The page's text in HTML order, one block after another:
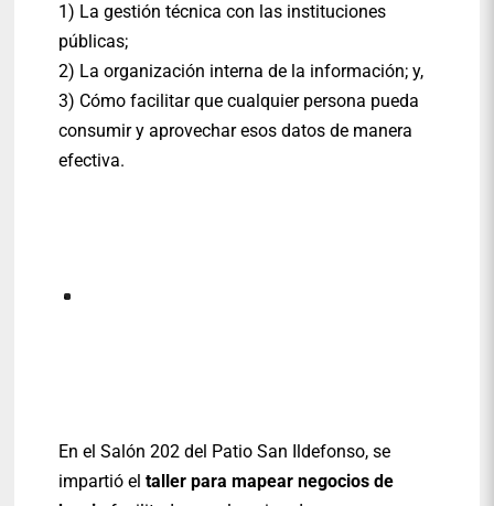
1) La gestión técnica con las instituciones
públicas;
2) La organización interna de la información; y,
3) Cómo facilitar que cualquier persona pueda
consumir y aprovechar esos datos de manera
efectiva.
En el Salón 202 del Patio San Ildefonso, se
impartió eltaller para mapear negocios de